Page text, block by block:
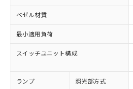
ベゼル材質
最小適用負荷
スイッチユニット構成
ランプ 照光部方式